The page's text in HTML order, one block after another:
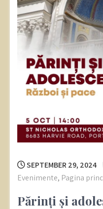
SEPTEMBER 29, 2024
Evenimente, Pagina
Părinți și